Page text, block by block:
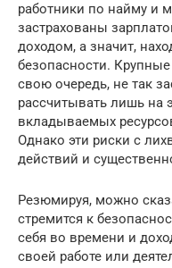
работники по найму и
застрахованы
доходом, а значит,
безопасности.
свою очередь, не так
рассчитывать лишь на
вкладываемых
Однако эти риски с
действий и
Резюмируя, можно
стремится к
себя во времени и
своей работе или